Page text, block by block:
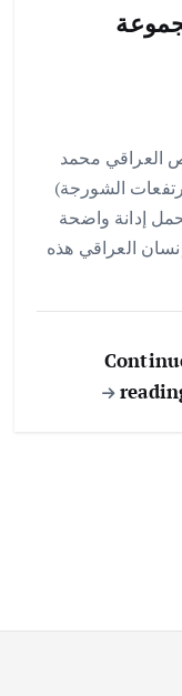
العراقي محمد
الشورجة)
إدانة واضحة
العراقي هذه